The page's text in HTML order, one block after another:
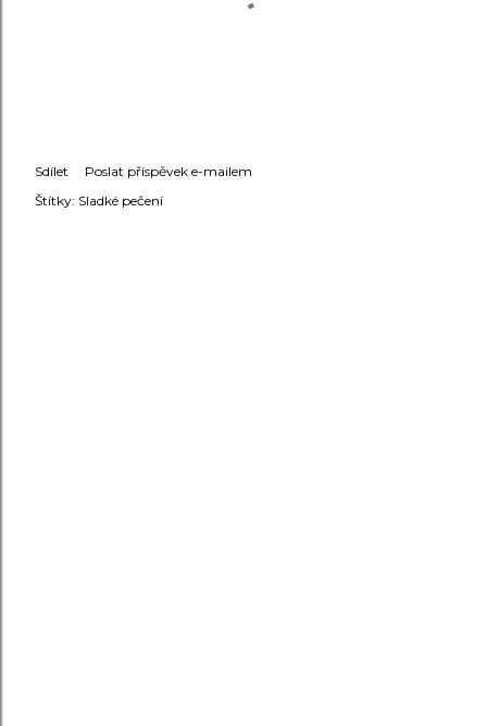
Sdílet
Poslat příspěvek e-mailem
Štítky: Sladké pečení